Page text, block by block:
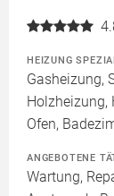
HEIZUNG
Gasheizung,
Holzheizung,
Ofen,
ANGEBOTENE
Wartung,